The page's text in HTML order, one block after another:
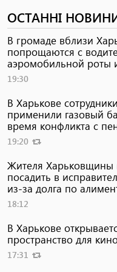
ОСТАННІ
В громаде вблизи
попрощаются с
аэромобильной роты
19:30
В Харькове
применили газовый
время конфликта с
19:20
Жителя Харьковщины
посадить в
из-за долга по
18:12
В Харькове
пространство для
17:31